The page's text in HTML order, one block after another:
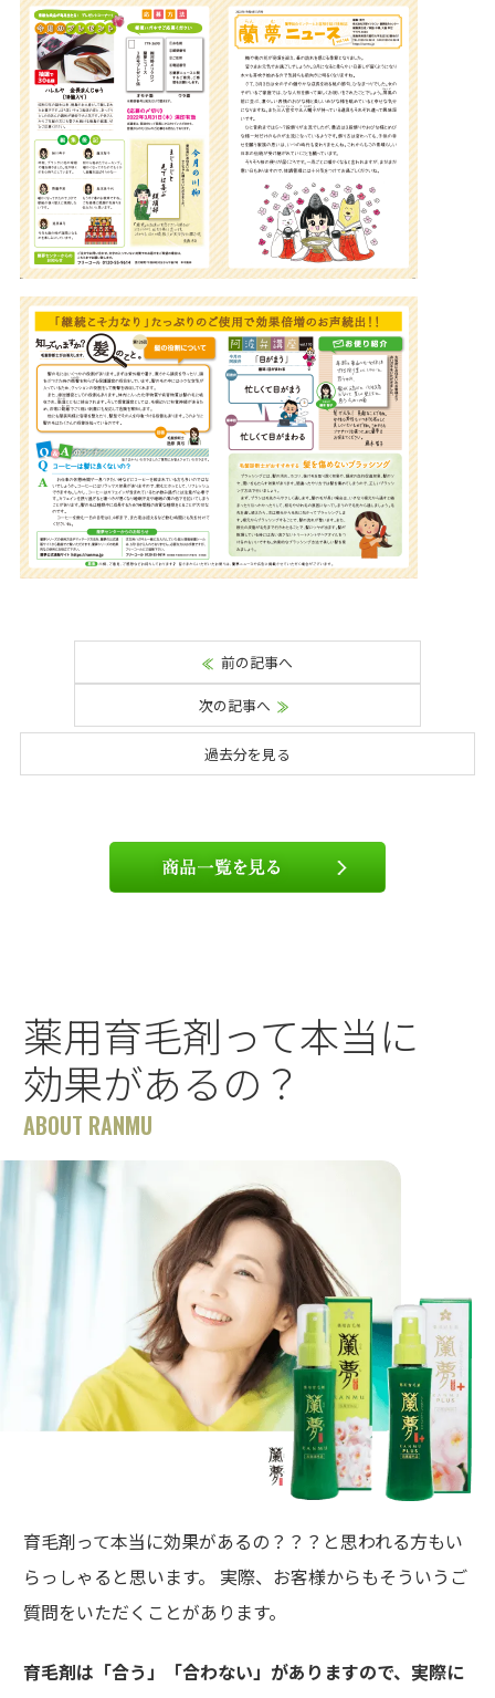
前の記事へ
次の記事へ
過去分を見る
薬用育毛剤って本当に
効果があるの？
ABOUT RANMU
育毛剤って本当に効果があるの？？？と思われる方もい
らっしゃると思います。 実際、お客様からもそういうご
質問をいただくことがあります。
育毛剤は「合う」「合わない」がありますので、実際に